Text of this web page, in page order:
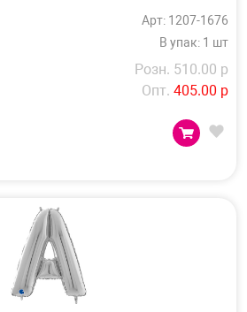
Арт: 1207-1676
В упак: 1 шт
Розн. 510.00 р
Опт. 405.00 р